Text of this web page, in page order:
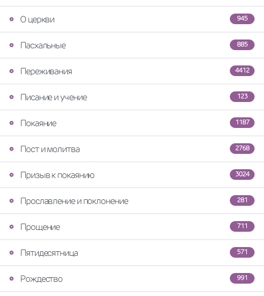
945
О церкви
885
Пасхальные
4412
Переживания
123
Писание и учение
1187
Покаяние
2768
Пост и молитва
3024
Призыв к покаянию
281
Прославление и поклонение
711
Прощение
571
Пятидесятница
991
Рождество